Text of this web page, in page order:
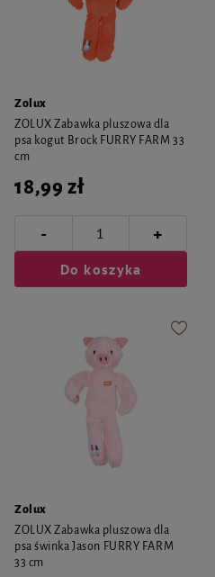
Zolux
ZOLUX Zabawka pluszowa dla
psa kogut Brock FURRY FARM 33
cm
18,99 zł
- +
Do koszyka
Zolux
ZOLUX Zabawka pluszowa dla
psa świnka Jason FURRY FARM
33 cm